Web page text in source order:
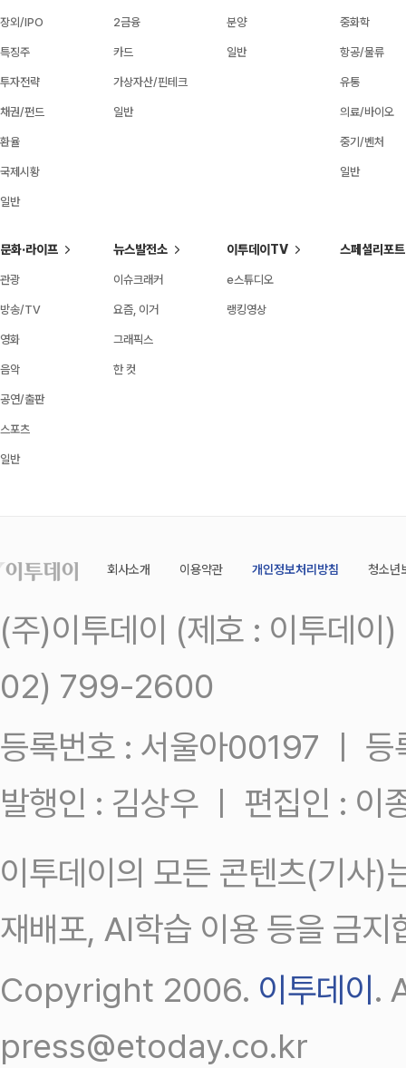
장외/IPO
특징주
투자전략
채권/펀드
환율
국제시황
일반
2금융
카드
가상자산/핀테크
일반
분양
일반
중화학
항공/물류
유통
의료/바이오
중기/벤처
일반
문화·라이프
관광
방송/TV
영화
음악
공연/출판
스포츠
일반
뉴스발전소
이슈크래커
요즘, 이거
그래픽스
한 컷
이투데이TV
e스튜디오
랭킹영상
스페셜리포트
회사소개 이용약관 개인정보처리방침 청소년
(주)이투데이 (제호 : 이투데
02) 799-2600
등록번호 : 서울아00197 ㅣ
발행인 : 김상우 ㅣ 편집인 : 이
이투데이의 모든 콘텐츠(기사)
재배포, AI학습 이용 등을 금지
Copyright 2006. 이투데이.
press@etoday.co.kr